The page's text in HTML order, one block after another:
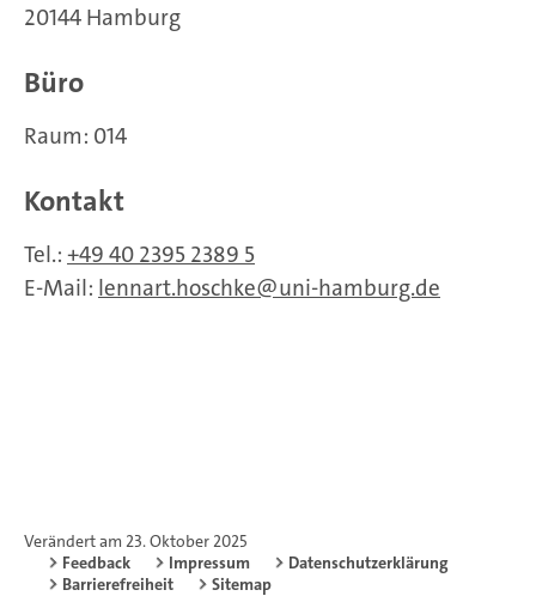
20144 Hamburg
Büro
Raum: 014
Kontakt
Tel.: +49 40 2395 2389 5
E-Mail: lennart.hoschke uni-hamburg.de
Verändert am 23. Oktober 2025
Feedback
Impressum
Datenschutzerklärung
Barrierefreiheit
Sitemap